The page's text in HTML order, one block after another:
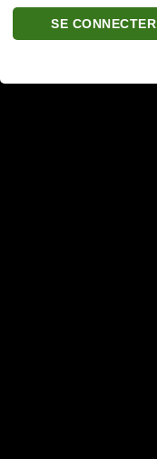
SE CONNECTER